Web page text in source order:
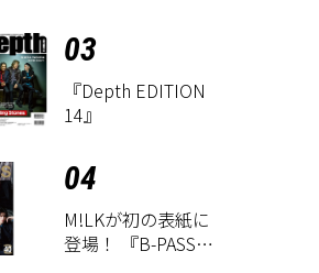
EDITION 14』が8
月18日に発売
03
『Depth EDITION
14』
04
M!LKが初の表紙に
登場！ 『B-PASS